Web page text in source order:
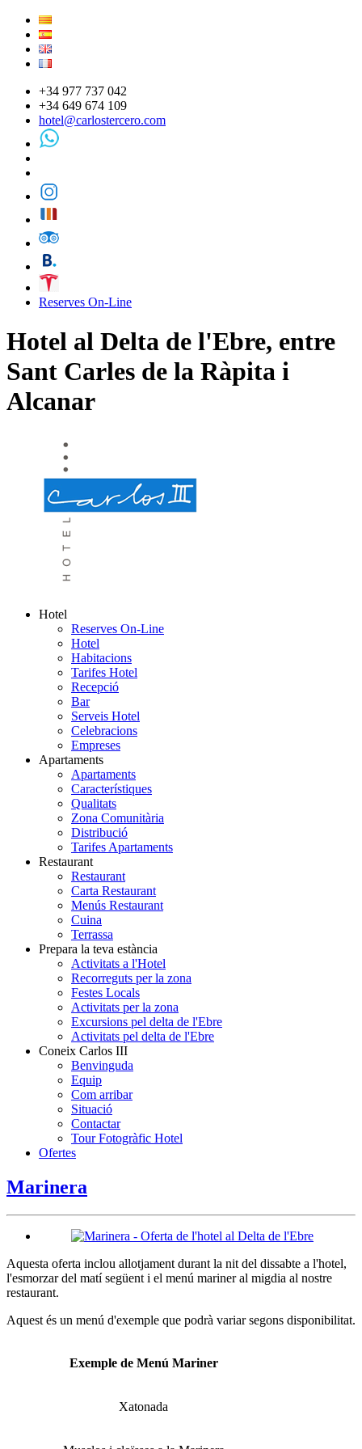
+34 977 737 042
+34 649 674 109
hotel@carlostercero.com
Reserves On-Line
Hotel al Delta de l'Ebre, entre
Sant Carles de la Ràpita i
Alcanar
Hotel
Reserves On-Line
Hotel
Habitacions
Tarifes Hotel
Recepció
Bar
Serveis Hotel
Celebracions
Empreses
Apartaments
Apartaments
Característiques
Qualitats
Zona Comunitària
Distribució
Tarifes Apartaments
Restaurant
Restaurant
Carta Restaurant
Menús Restaurant
Cuina
Terrassa
Prepara la teva estància
Activitats a l'Hotel
Recorreguts per la zona
Festes Locals
Activitats per la zona
Excursions pel delta de l'Ebre
Activitats pel delta de l'Ebre
Coneix Carlos III
Benvinguda
Equip
Com arribar
Situació
Contactar
Tour Fotogràfic Hotel
Ofertes
Marinera
Aquesta oferta inclou allotjament durant la nit del dissabte a l'hotel,
l'esmorzar del matí següent i el menú mariner al migdia al nostre
restaurant.
Aquest és un menú d'exemple que podrà variar segons disponibilitat.
Exemple de Menú Mariner
Xatonada